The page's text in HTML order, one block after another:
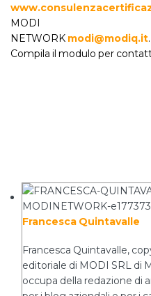
MODI
NETWORK modi@modiq.it.
Compila il modulo per
Francesca Quintavalle
Francesca Quintavalle,
editoriale di MODI SRL di
occupa della redazione di